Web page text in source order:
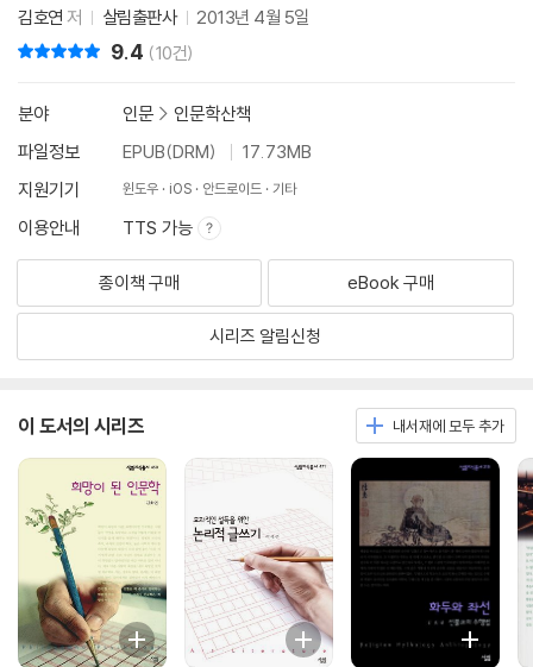
김호연 저 살림출판사 2013년 4월 5일
9.4 (10건)
분야 인문 > 인문학산책
파일정보
EPUB(DRM)
17.73MB
지원기기
윈도우 iOS 안드로이드 기타
이용안내 TTS 가능
종이책 구매 eBook 구매
시리즈 알림신청
이 도서의 시리즈 내서재에 모두 추가